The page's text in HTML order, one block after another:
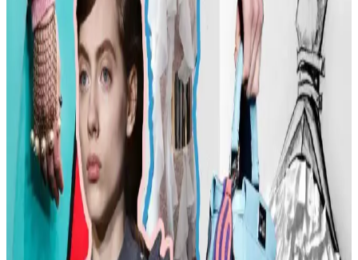
Mevsime Uygun Stil Önerileri
Kadın modasında beden tipine uygun kıyafet seçimi, sürdürülebilir
markalar ve mevsimsel kombin önerileri ele alınmaktadır. Estetik ve
konforu birleştiren pratik stil yaklaşımları sunulmaktadır.
Kadın Moda Tavsiyeleri: Günlük Stil Önerileri,
Vücut Şekline Uygun Giysiler ve Kombin İpuçları
Kadın modasında renk uyumu, vücut şekline uygun giysiler, rahat
ayakkabılar ve aksesuar seçimi gibi konularda pratik öneriler
sunulmaktadır. Stil ikonlarından ilham alınarak sürdürülebilir moda
tercihleri vurgulanıyor.
Kemer Tokalarının Moda ve Kültürel Anlamları:
Şehir ve Kırsal Alanlarda Algı Farkları